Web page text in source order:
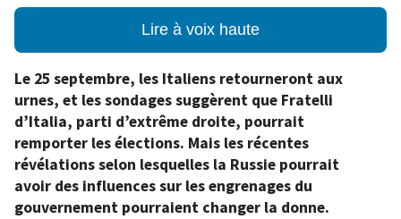
Lire à voix haute
Le 25 septembre, les Italiens retourneront aux
urnes, et les sondages suggèrent que Fratelli
d’Italia, parti d’extrême droite, pourrait
remporter les élections. Mais les récentes
révélations selon lesquelles la Russie pourrait
avoir des influences sur les engrenages du
gouvernement pourraient changer la donne.